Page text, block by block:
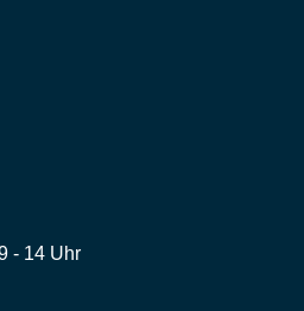
- 14 Uhr